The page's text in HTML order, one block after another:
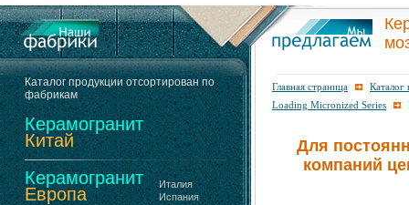
Каталог продукции отсортирован по
фабрикам
Керамогранит
Китай
Керамогранит
Европа
Италия
Испания
Главная страница
Каталог
Loading Micronized Series
Для
компаний